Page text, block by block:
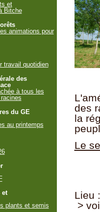
des
la
Le
Lieu
>
et
Bitche
animations pour
travail quotidien
des
à tous les
du GE
au printemps
et
plants et semis